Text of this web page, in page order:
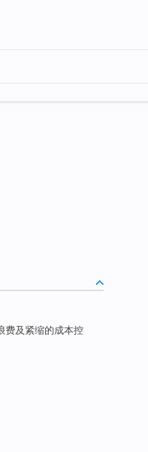
费及紧缩的成本控